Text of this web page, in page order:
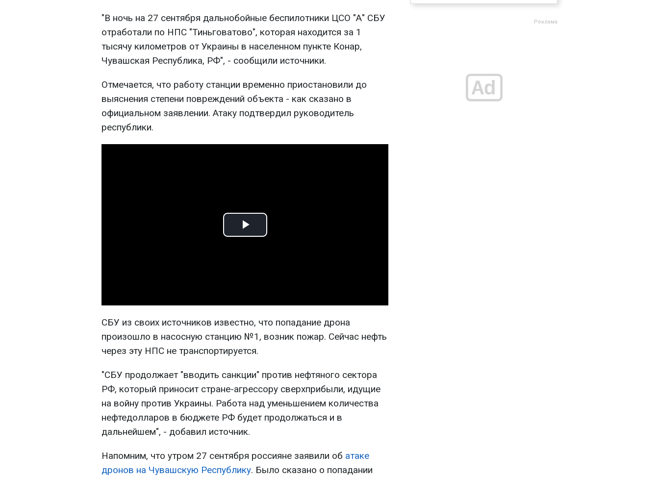
"В ночь на 27 сентября дальнобойные беспилотники ЦСО "А" СБУ
отработали по НПС "Тиньговатово", которая находится за 1
тысячу километров от Украины в населенном пункте Конар,
Чувашская Республика, РФ", - сообщили источники.
Отмечается, что работу станции временно приостановили до
выяснения степени повреждений объекта - как сказано в
официальном заявлении. Атаку подтвердил руководитель
республики.
Play
СБУ из своих источников известно, что попадание дрона
произошло в насосную станцию №1, возник пожар. Сейчас нефть
через эту НПС не транспортируется.
"СБУ продолжает "вводить санкции" против нефтяного сектора
РФ, который приносит стране-агрессору сверхприбыли, идущие
на войну против Украины. Работа над уменьшением количества
нефтедолларов в бюджете РФ будет продолжаться и в
дальнейшем", - добавил источник.
Напомним, что утром 27 сентября россияне заявили об атаке
дронов на Чувашскую Республику. Было сказано о попадании